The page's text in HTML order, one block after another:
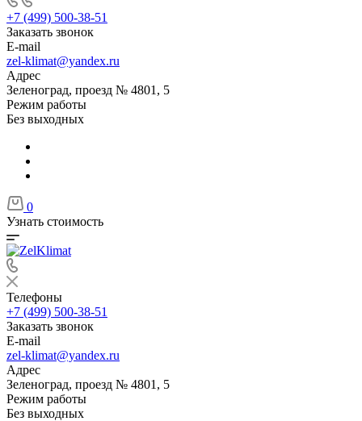
+7 (499) 500-38-51
Заказать звонок
E-mail
zel-klimat@yandex.ru
Адрес
Зеленоград, проезд № 4801, 5
Режим работы
Без выходных
0
Узнать стоимость
Телефоны
+7 (499) 500-38-51
Заказать звонок
E-mail
zel-klimat@yandex.ru
Адрес
Зеленоград, проезд № 4801, 5
Режим работы
Без выходных